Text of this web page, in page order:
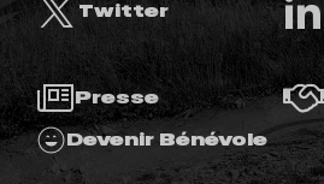
Twitter
Presse
Devenir Bénévole